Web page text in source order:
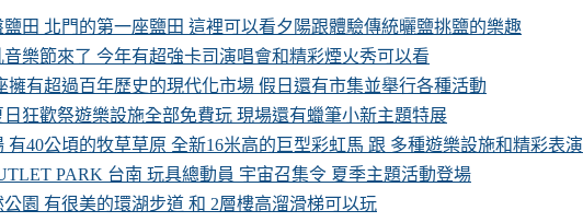
鹽田 北門的第一座鹽田 這裡可以看夕陽跟體驗傳統曬鹽挑鹽的樂趣
音樂節來了 今年有超強卡司演唱會和精彩煙火秀可以看
擁有超過百年歷史的現代化市場 假日還有市集並舉行各種活動
日狂歡祭遊樂設施全部免費玩 現場還有蠟筆小新主題特展
有40公頃的牧草草原 全新16米高的巨型彩虹馬 跟 多種遊樂設施和精彩表演
PARK 台南 玩具總動員 宇宙召集令 夏季主題活動登場
公園 有很美的環湖步道 和 2層樓高溜滑梯可以玩